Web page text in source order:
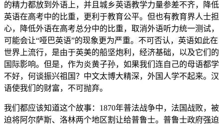
的精力都放到外语上，并且城乡英语教学力量参差不齐，降低
英语在高考中的比重，更利于教育公平。但也有教育界人士担
心，降低外语在高考总分中的比重，取消外语听力统一测试，
可能会让“哑巴英语”的现象更为严重。不可否认，英语如此在
世界上流行，是由于英美的船坚炮利，经济基础，以及它们的
国际影响。但是，作为炎黄子孙，如果我们连自己的母语都学
不好，何谈振兴祖国？中文太博大精深，外国人学不起来。汉
语使我们的财富，不可抛弃。
我们都应该知道这个故事：1870年普法战争中，法国战败，被
迫将阿尔萨斯、洛林两个地区割让给普鲁士。普鲁士政府强迫